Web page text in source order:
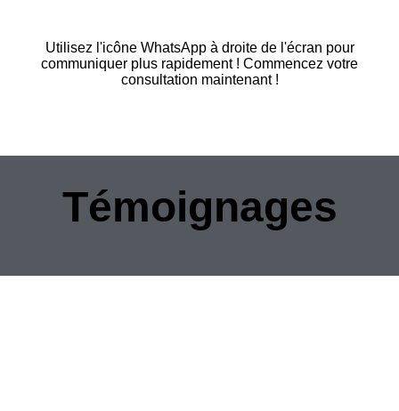
Utilisez l'icône WhatsApp à droite de l'écran pour
communiquer plus rapidement ! Commencez votre
consultation maintenant !
Témoignages